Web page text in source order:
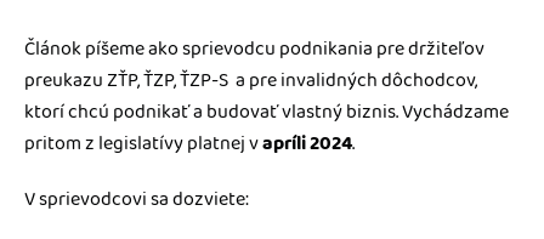
Článok píšeme ako sprievodcu podnikania pre držiteľov
preukazu ZŤP, ŤZP, ŤZP-S a pre invalidných dôchodcov,
ktorí chcú podnikať a budovať vlastný biznis. Vychádzame
pritom z legislatívy platnej vapríli 2024.
V sprievodcovi sa dozviete: